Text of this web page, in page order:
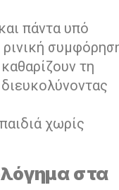
πάντα υπό
τη
χωρίς
στα